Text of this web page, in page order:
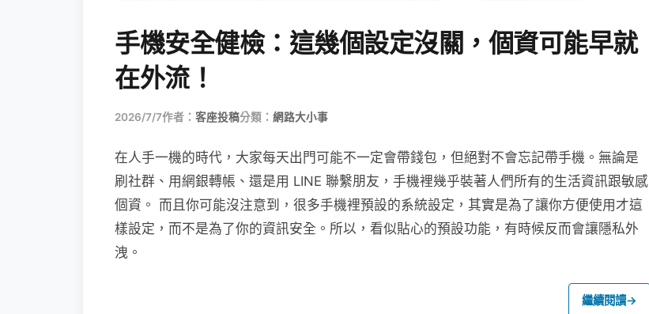
手機安全健檢：這幾個設定沒關，個資可能早就
在外流！
2026/7/7作者： 客座投稿分類： 網路大小事
在人手一機的時代，大家每天出門可能不一定會帶錢包，但絕對不會忘記帶手機。無論是
刷社群、用網銀轉帳、還是用 LINE 聯繫朋友，手機裡幾乎裝著人們所有的生活資訊跟敏感
個資。 而且你可能沒注意到，很多手機裡預設的系統設定，其實是為了讓你方便使用才這
樣設定，而不是為了你的資訊安全。所以，看似貼心的預設功能，有時候反而會讓隱私外
洩。
繼續閱讀→